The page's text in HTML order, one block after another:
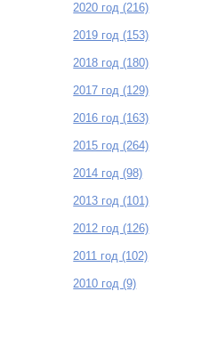
2020 год (216)
2019 год (153)
2018 год (180)
2017 год (129)
2016 год (163)
2015 год (264)
2014 год (98)
2013 год (101)
2012 год (126)
2011 год (102)
2010 год (9)